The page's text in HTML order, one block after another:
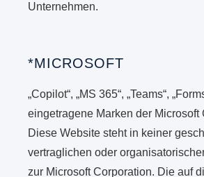
Unternehmen.
*MICROSOFT
„Copilot“, „MS 365“, „Teams“,
eingetragene Marken der Microsoft
Diese Website steht in keiner
vertraglichen oder
zur Microsoft Corporation. Die auf